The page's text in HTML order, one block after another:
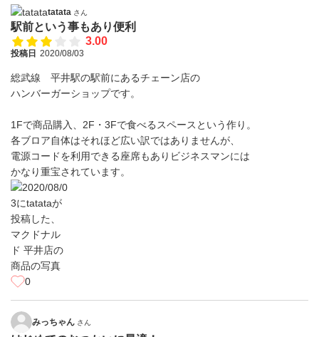
tatata さん
駅前という事もあり便利
3.00
投稿日 2020/08/03
総武線 平井駅の駅前にあるチェーン店の
ハンバーガーショップです。
1Fで商品購入、2F・3Fで食べるスペースという作り。
各ブロア自体はそれほど広い訳ではありませんが、
電源コードを利用できる座席もありビジネスマンには
かなり重宝されています。
0
みっちゃん さん